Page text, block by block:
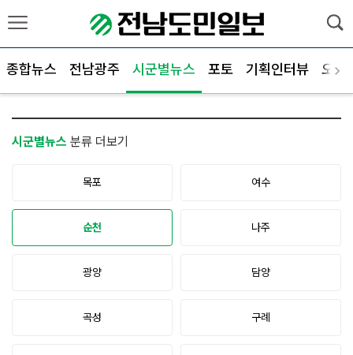
종합뉴스 전남광주 시군별뉴스 포토 기획인터뷰 오피
시군별뉴스 분류 더보기
목포 여수
순천 나주
광양 담양
곡성 구례